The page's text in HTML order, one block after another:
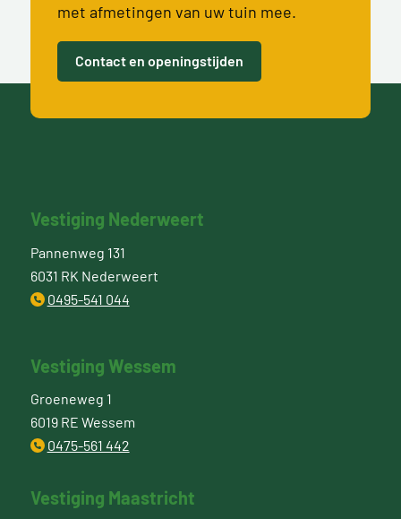
met afmetingen van uw tuin mee.
Contact en openingstijden
Vestiging Nederweert
Pannenweg 131
6031 RK Nederweert
0495-541 044
Vestiging Wessem
Groeneweg 1
6019 RE Wessem
0475-561 442
Vestiging Maastricht